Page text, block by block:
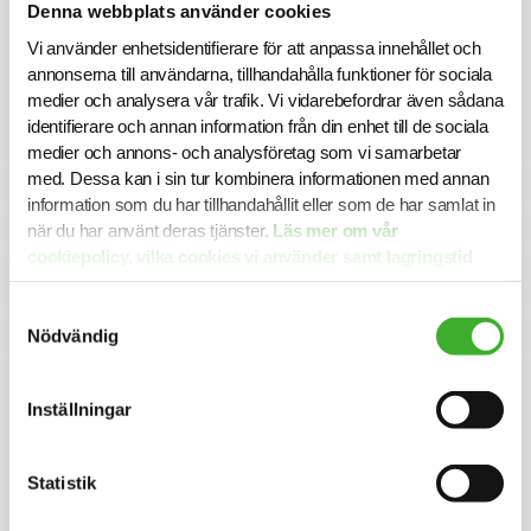
Denna webbplats använder cookies
Vi använder enhetsidentifierare för att anpassa innehållet och
annonserna till användarna, tillhandahålla funktioner för sociala
medier och analysera vår trafik. Vi vidarebefordrar även sådana
identifierare och annan information från din enhet till de sociala
medier och annons- och analysföretag som vi samarbetar
med. Dessa kan i sin tur kombinera informationen med annan
information som du har tillhandahållit eller som de har samlat in
när du har använt deras tjänster. Läs mer om vår
cookiepolicy, vilka cookies vi använder samt lagringstid
här.
Nödvändig
Inställningar
Statistik
styrskofoder och dörrkontakter till brythjul och
avancerade kretskort som t.ex frekvensmoduler.
Ansökan
I denna rekrytering samarbetar Hissmekano med SJR
Executive Search. För mer information är du välkommen
att kontakta Seniorkonsult Hendrik Dahlgren på 070-471
59 03. Urval och intervjuer sker löpande så vänta inte med
din ansökan. Alla ansökningar och kontakter hanteras
konfidentiellt.
SJR Executive Search är en del av SJR, ett av Sveriges
konsultlösningar. Vi rekryterar framtidens ledare och
talanger på högsta nivå – människor som på riktigt gör